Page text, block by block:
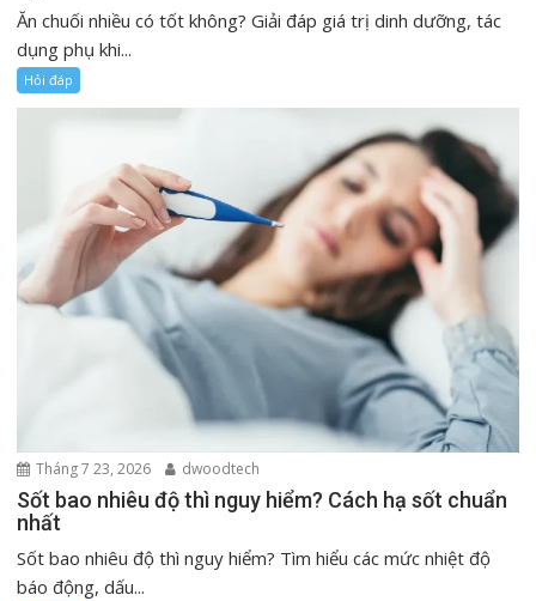
Ăn chuối nhiều có tốt không? Giải đáp giá trị dinh dưỡng, tác
dụng phụ khi...
Hỏi đáp
Tháng 7 23, 2026 dwoodtech
Sốt bao nhiêu độ thì nguy hiểm? Cách hạ sốt chuẩn
nhất
Sốt bao nhiêu độ thì nguy hiểm? Tìm hiểu các mức nhiệt độ
báo động, dấu...